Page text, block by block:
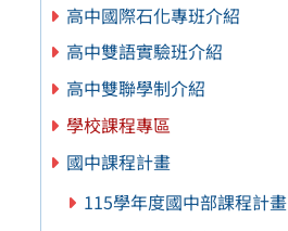
高中國際石化專班介紹
高中雙語實驗班介紹
高中雙聯學制介紹
學校課程專區
國中課程計畫
115學年度國中部課程計畫